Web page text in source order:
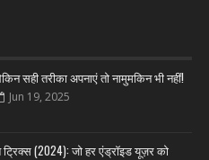
सही तरीका अपनाएं तो नामुमकिन भी नहीं!
Jun 19, 2025
(2024): जो हर एंड्रॉइड यूज़र को